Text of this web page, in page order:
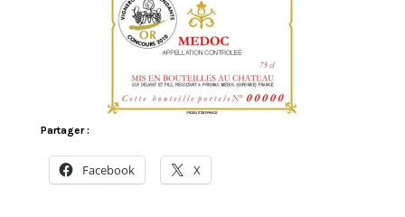
Partager :
Facebook X